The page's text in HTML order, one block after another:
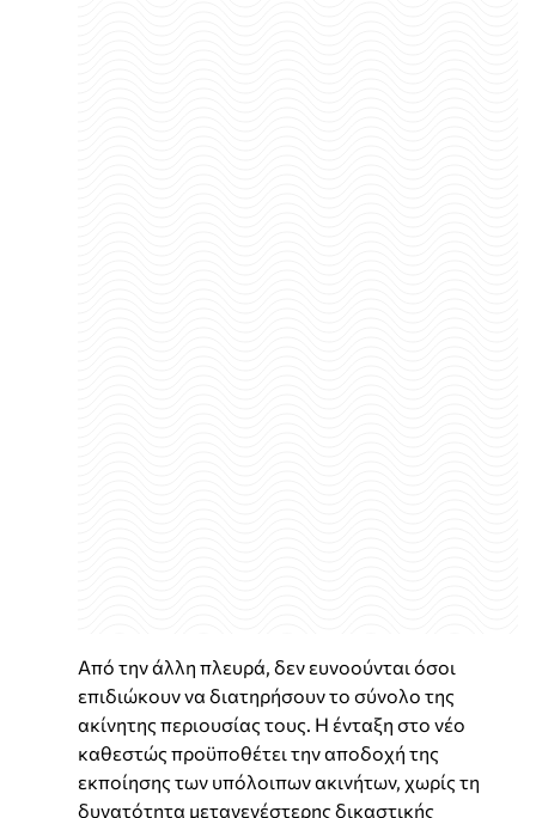
Από την άλλη πλευρά, δεν ευνοούνται όσοι
επιδιώκουν να διατηρήσουν το σύνολο της
ακίνητης περιουσίας τους. Η ένταξη στο νέο
καθεστώς προϋποθέτει την αποδοχή της
εκποίησης των υπόλοιπων ακινήτων, χωρίς τη
δυνατότητα μεταγενέστερης δικαστικής